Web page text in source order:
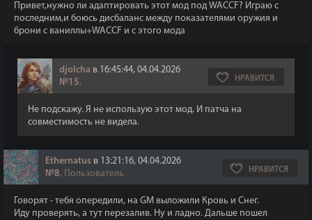
Привет,нужно ли адаптировать этот мод под WACCF? Играю с
последним,и боюсь дисбаланс между показателями оружия и
брони с ваниллы+WACCF и с этого мода
djolcha в 16:45:44, 04.04.2026
№15, НРАВИТСЯ
Не подскажу. Я не использую этот мод. И патча на
совместимость не видела.
Ethernatus в 13:21:16, 04.04.2026
№8, Пользователь НРАВИТСЯ
Говорят - тебя опередили, на GM выложили Кровь и Снег.
Иду проверять, а тут перезалив. Ну и ладно. Дальше пошел